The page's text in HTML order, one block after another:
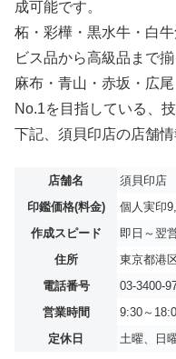
成可能です。
柘・彩樺・黒水牛・白
ビス品から高級品まで揃
麻布・青山・赤坂・広
No.1を目指している、
下記、須貝印店の店舗情
店舗名
須貝印店
印鑑価格(料金)
個人実印
作成スピード
即日～翌
住所
東京都港
電話番号
03-3400-
営業時間
9:30～
定休日
土曜、日